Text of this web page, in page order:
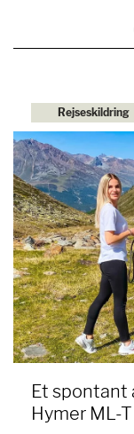
Rejseskildring
Et
Hymer ML-